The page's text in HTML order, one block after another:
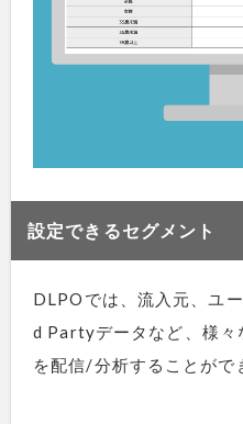
設定できるセグメント
DLPOでは、流入元、ユ
d Partyデータなど、様々
を配信/分析することがで